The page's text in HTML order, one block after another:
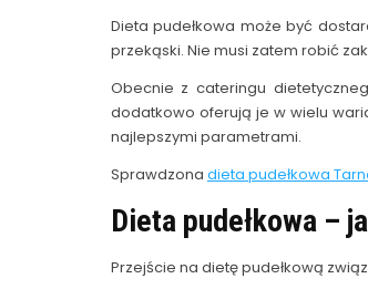
Dieta pudełkowa może być
przekąski. Nie musi zatem robić
Obecnie z cateringu
dodatkowo oferują je w wielu
najlepszymi parametrami.
Sprawdzona dieta pudełkowa
Dieta pudełkowa –
Przejście na dietę pudełkową